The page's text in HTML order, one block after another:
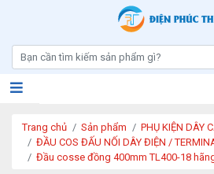
Trang chủ Sản phẩm
PHỤ KIỆN DÂY
ĐẦU COS ĐẤU NỐI DÂY ĐIỆN /
Đầu cosse đồng 400mm TL400-18